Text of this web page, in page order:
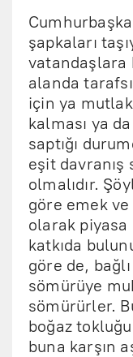
şapkaları
vatandaşlara
alanda
için ya
kalması ya
saptığı
eşit
olmalıdır.
göre emek
olarak piyasa
katkıda
göre de,
sömürüye
sömürürler.
boğaz
buna karşın